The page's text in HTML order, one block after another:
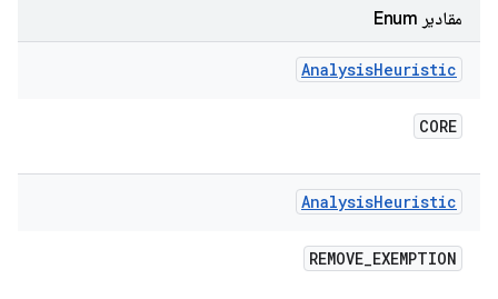
مقادیر Enum
AnalysisHeuristic
CORE
AnalysisHeuristic
REMOVE_EXEMPTION